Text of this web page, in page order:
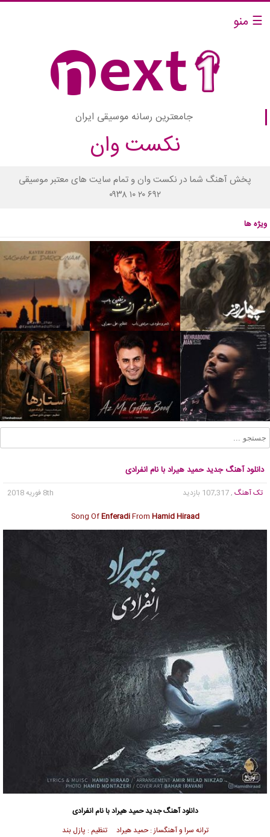
☰ منو
جامعترین رسانه موسیقی ایران
نکست وان
پخش آهنگ شما در نکست وان و تمام سایت های معتبر موسیقی
۰۹۳۸ ۱۰ ۲۰ ۶۹۲
ویژه ها
دانلود آهنگ جدید حمید هیراد با نام انفرادی
تک آهنگ , 107,317 بازدید
8th فوریه 2018
Song OfEnferadiFrom Hamid Hiraad
دانلود آهنگ جدیدحمید هیرادبا نام انفرادی
ترانه سرا و آهنگساز : حمید هیراد تنظیم : پازل بند